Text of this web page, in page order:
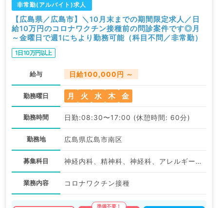
非常勤(アルバイト)求人
【広島県／広島市】＼10月末までの期間限定求人／日
給10万円のコロナワクチン接種前の問診案件です◎月
～金曜日で週1にちより勤務可能（科目不問／非常勤）
1日10万円以上
給与 日給100,000円 ～
勤務曜日 月 火 水 木 金
勤務時間 日勤:08:30〜17:00 (休憩時間: 60分)
勤務地 広島県広島市南区
募集科目 神経内科、精神科、神経科、アレルギー科、リウマチ科、小児科、整形外科、形成外科、美容外科、脳神経外科、呼吸器外科、心臓血管外科、小児外科、皮膚科、泌尿器科、産婦人科、産科、婦人科、眼科、耳鼻咽喉科、気管食道科、放射線科、リハビリテーション科、麻酔科、ペインクリニック、人工透析科、緩和ケア科、一般内科、循環器内科、呼吸器内科、消化器内科、内分泌・代謝内科、腎臓内科、老年内科、血液内科、外科系全般、一般外科、消化器外科、乳腺外科、総合診療科、美容皮膚科、健診・人間ドック、救急科・ＩＣＵ、病理科、基礎医学系、膠原病科、スポーツ整形外科、大腸・肛門外科、産業医
業務内容 コロナワクチン接種